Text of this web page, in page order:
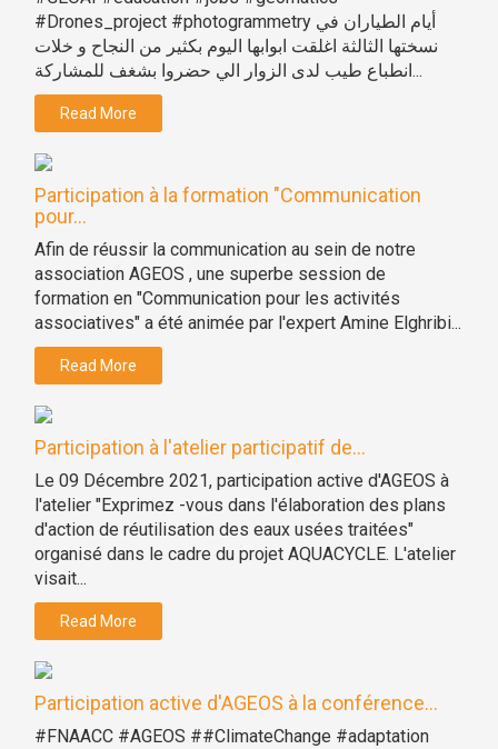
#Drones_project #photogrammetry أيام الطياران في
نسختها الثالثة اغلقت ابوابها اليوم بكثير من النجاح و خلات
انطباع طيب لدى الزوار الي حضروا بشغف للمشاركة...
Read More
Participation à la formation "Communication
pour...
Afin de réussir la communication au sein de notre
association AGEOS , une superbe session de
formation en "Communication pour les activités
associatives" a été animée par l'expert Amine Elghribi...
Read More
Participation à l'atelier participatif de...
Le 09 Décembre 2021, participation active d'AGEOS à
l'atelier "Exprimez -vous dans l'élaboration des plans
d'action de réutilisation des eaux usées traitées"
organisé dans le cadre du projet AQUACYCLE. L'atelier
visait...
Read More
Participation active d'AGEOS à la conférence...
#FNAACC #AGEOS ##ClimateChange #adaptation